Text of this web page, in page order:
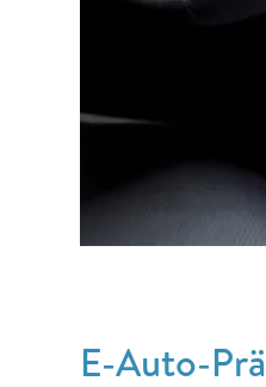
E-Auto-